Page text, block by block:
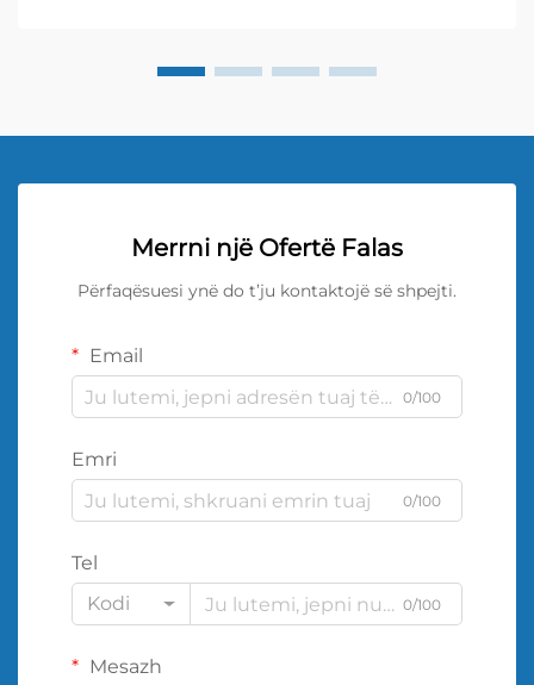
Merrni një Ofertë Falas
Përfaqësuesi ynë do t’ju kontaktojë së shpejti.
Email
0/100
Emri
0/100
Tel
Kodi
0/100
Mesazh